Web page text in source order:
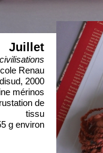
Juillet
Renau
2000
mérinos
de
tissu
g environ